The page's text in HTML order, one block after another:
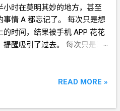
小时在莫明其妙的地方，甚至
事情 A 都忘记了。 每次只是想
的时间，结果被手机 APP 花花
提醒吸引了过去。 每次只是习
READ MORE »